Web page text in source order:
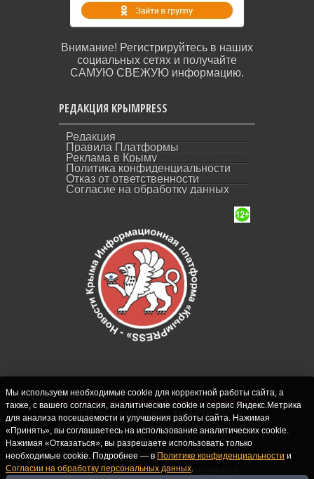
Внимание! Регистрируйтесь в наших
социальных сетях и получайте
САМУЮ СВЕЖУЮ информацию.
РЕДАКЦИЯ КРЫМPRESS
Редакция
Правила Платформы
Реклама в Крыму
Политика конфиденциальности
Отказ от ответственности
Согласие на обработку данных
СИ "Новости Крыма - КрымPRESS".
Свидетельство о регистрации СМИ ЭЛ № ФС
77-62916 выдано Федеральной службой по
надзору в сфере связи, информационных
технологий и массовых коммуникаций
Мы используем необходимые cookie для корректной работы сайта, а
также, с вашего согласия, аналитические cookie и сервис Яндекс.Метрика
для анализа посещаемости и улучшения работы сайта. Нажимая
«Принять», вы соглашаетесь на использование аналитических cookie.
Нажимая «Отказаться», вы разрешаете использовать только
необходимые cookie. Подробнее — в Политике конфиденциальности и
Согласии на обработку персональных данных.